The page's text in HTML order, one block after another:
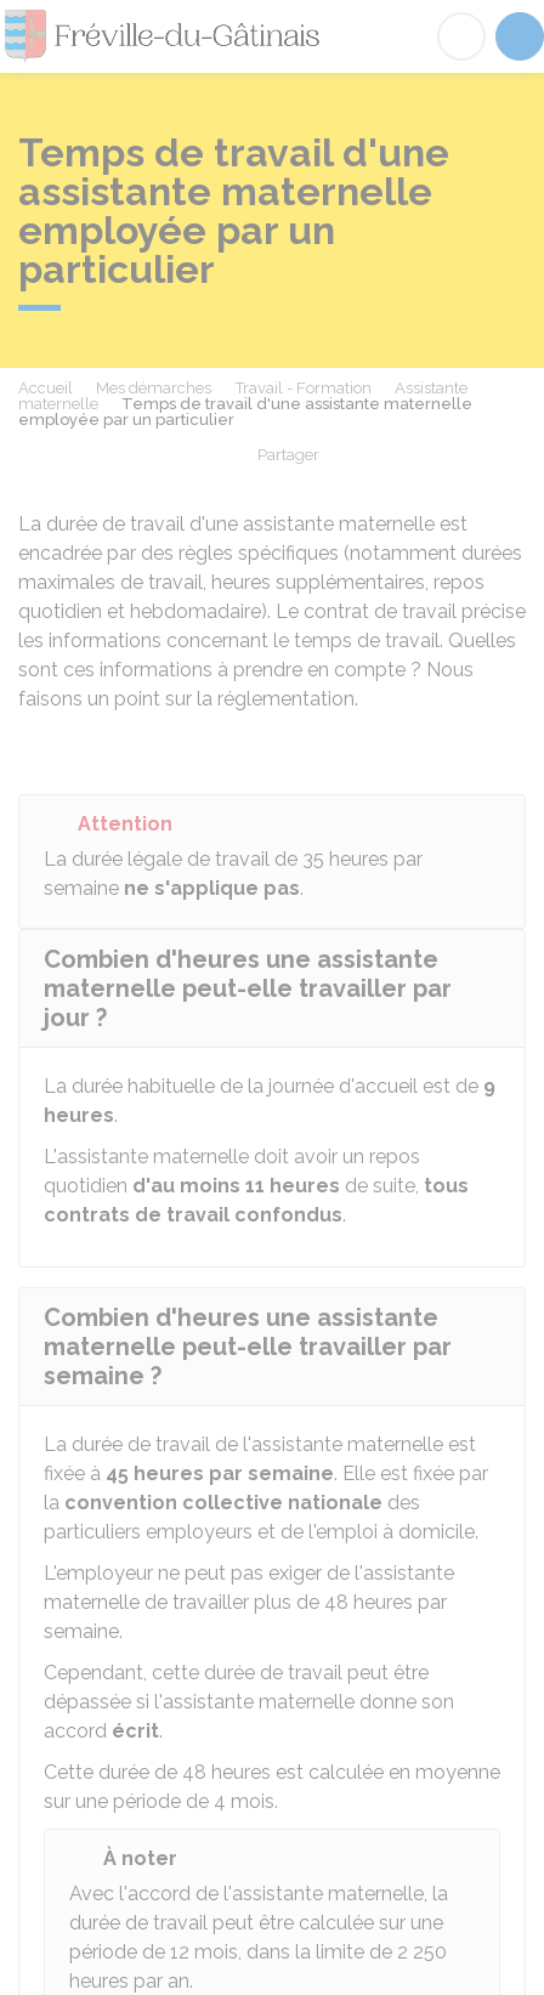
Fréville-du-
Temps de travail d'une
assistante maternelle
employée par un
particulier
Accueil Mes démarches Travail - Formation
Assistante
maternelle
Temps de travail d'une assistante maternelle
employée par un particulier
Partager
La durée de travail d'une assistante maternelle est
encadrée par des règles spécifiques (notamment durées
maximales de travail, heures supplémentaires, repos
quotidien et hebdomadaire). Le contrat de travail précise
les informations concernant le temps de travail. Quelles
sont ces informations à prendre en compte ? Nous
faisons un point sur la réglementation.
Attention
La durée légale de travail de 35 heures par
semaine ne s'applique pas.
Combien d'heures une assistante
maternelle peut-elle travailler par
jour ?
La durée habituelle de la journée d'accueil est de 9
heures.
L'assistante maternelle doit avoir un repos
quotidien d'au moins 11 heures de suite, tous
contrats de travail confondus.
Combien d'heures une assistante
maternelle peut-elle travailler par
semaine ?
La durée de travail de l'assistante maternelle est
fixée à 45 heures par semaine. Elle est fixée par
la convention collective nationale des
particuliers employeurs et de l'emploi à domicile.
L'employeur ne peut pas exiger de l'assistante
maternelle de travailler plus de 48 heures par
semaine.
Cependant, cette durée de travail peut être
dépassée si l'assistante maternelle donne son
accord écrit.
Cette durée de 48 heures est calculée en moyenne
sur une période de 4 mois.
À noter
Avec l'accord de l'assistante maternelle, la
durée de travail peut être calculée sur une
période de 12 mois, dans la limite de 2 250
heures par an.